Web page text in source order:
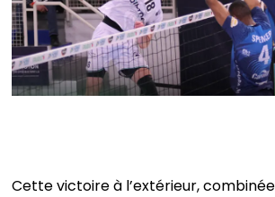
Cette victoire à l’extérieur,